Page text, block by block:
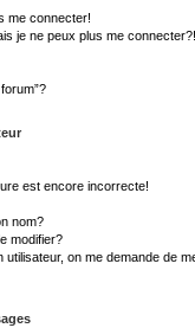
me connecter!
je ne peux plus me connecter?!
est encore incorrecte!
nom?
modifier?
utilisateur, on me demande de